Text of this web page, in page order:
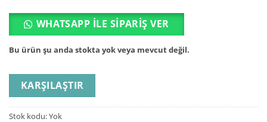
WHATSAPP ILE SIPARIŞ VER
Bu ürün şu anda stokta yok veya mevcut değil.
KARŞILAŞTIR
Stok kodu:Yok